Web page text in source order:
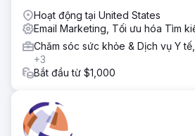
Chuyển đến trang
Hoạt động tại United States
Email Marketing, Tối ưu hóa Tìm
Chăm sóc sức khỏe & Dịch vụ Y
+3
Bắt đầu từ $1,000